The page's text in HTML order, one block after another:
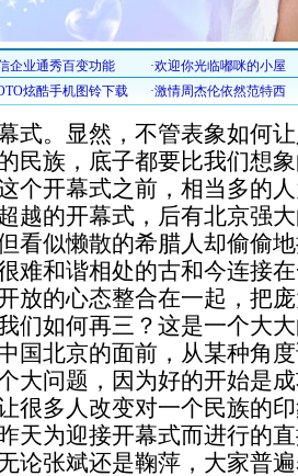
式。显然，不管表象如何
民族，底子都要比我们想
开幕式之前，相当多的人
越的开幕式，后有北京强
看似懒散的希腊人却偷偷
难和谐相处的古和今连接
放的心态整合在一起，把
们如何再三？这是一个大
国北京的面前，从某种角
大问题，因为好的开始是
很多人改变对一个民族的
为迎接开幕式而进行的直
论张斌还是鞠萍，大家普